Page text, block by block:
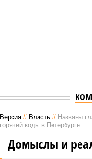
Версия // Власть // Названы
горячей воды в Петербурге
Домыслы и